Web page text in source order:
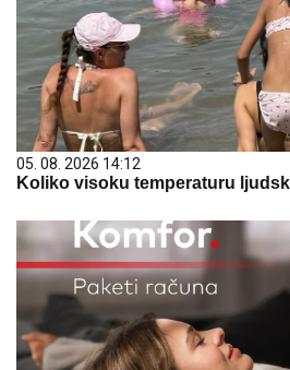
05. 08. 2026 14:12
Koliko visoku temperaturu